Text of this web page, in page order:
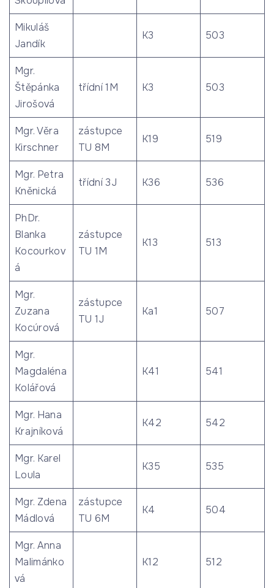
Mikuláš
Jandík
K3 503
Mgr.
Štěpánka
Jirošová
třídní 1M K3 503
Mgr. Věra
Kirschner
zástupce
TU 8M
K19 519
Mgr. Petra
Kněnická
třídní 3J K36 536
PhDr.
Blanka
Kocourkov
á
zástupce
TU 1M
K13 513
Mgr.
Zuzana
Kocúrová
zástupce
TU 1J
Ka1 507
Mgr.
Magdaléna
Kolářová
K41 541
Mgr. Hana
Krajníková
K42 542
Mgr. Karel
Loula
K35 535
Mgr. Zdena
Mádlová
zástupce
TU 6M
K4 504
Mgr. Anna
Malimánko
vá
K12 512